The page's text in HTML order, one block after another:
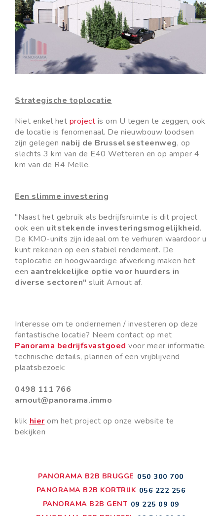
Strategische toplocatie
Niet enkel het project is om U tegen te zeggen, ook
de locatie is fenomenaal. De nieuwbouw loodsen
zijn gelegen nabij de Brusselsesteenweg, op
slechts 3 km van de E40 Wetteren en op amper 4
km van de R4 Melle.
Een slimme investering
"Naast het gebruik als bedrijfsruimte is dit project
ook een uitstekende investeringsmogelijkheid.
De KMO-units zijn ideaal om te verhuren waardoor u
kunt rekenen op een stabiel rendement. De
toplocatie en hoogwaardige afwerking maken het
een aantrekkelijke optie voor huurders in
diverse sectoren" sluit Arnout af.
Interesse om te ondernemen / investeren op deze
fantastische locatie? Neem contact op met
Panorama bedrijfsvastgoed voor meer informatie,
technische details, plannen of een vrijblijvend
plaatsbezoek:
0498 111 766
arnout@panorama.immo
klik hier om het project op onze website te
bekijken
PANORAMA B2B BRUGGE 050 300 700
PANORAMA B2B KORTRIJK 056 222 256
PANORAMA B2B GENT 09 225 09 09